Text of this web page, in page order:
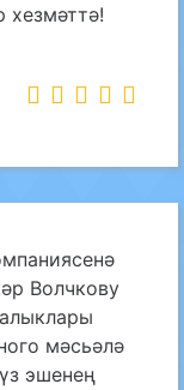
Волчкову
мәсьәлә
эшенең